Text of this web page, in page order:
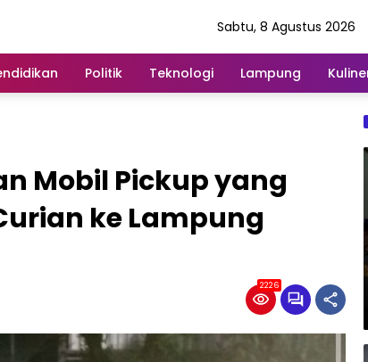
Sabtu, 8 Agustus 2026
Politik Teknologi Lampung
Mobil Pickup yang
ke Lampung
2226